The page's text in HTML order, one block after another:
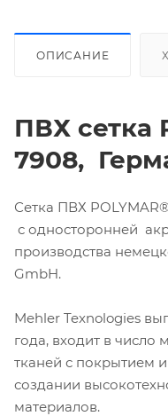
ОПИСАНИЕ
ПВХ сетка
7908,
Сетка ПВХ
с односторонней
производства
GmbH.
Mehler Texnologies
года, входит в
тканей с покрытием
создании
материалов.